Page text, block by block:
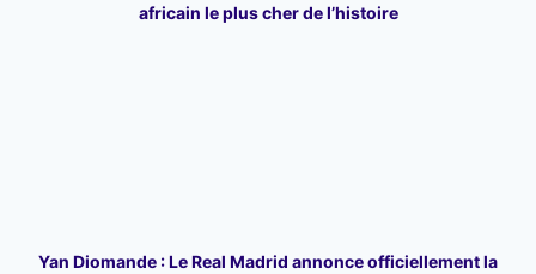
africain le plus cher de l’histoire
Yan Diomande : Le Real Madrid annonce officiellement la